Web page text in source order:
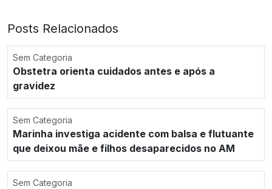
Posts Relacionados
Sem Categoria
Obstetra orienta cuidados antes e após a
gravidez
Sem Categoria
Marinha investiga acidente com balsa e flutuante
que deixou mãe e filhos desaparecidos no AM
Sem Categoria